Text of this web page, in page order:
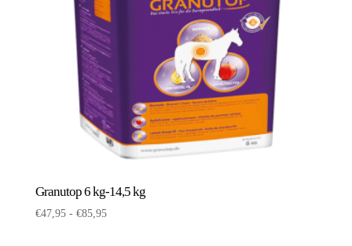
Granutop 6 kg-14,5 kg
€47,95 - €85,95Prijsklasse: